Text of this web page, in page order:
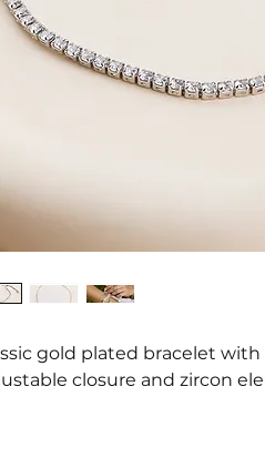
gold plated bracelet with
closure and zircon